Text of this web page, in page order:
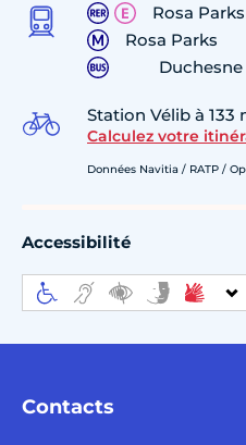
Rosa Parks
Rosa Parks
Station Vélib à 133
Calculez votre
Données Navitia / RATP /
Accessibilité
Contacts